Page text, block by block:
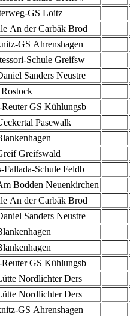
GS Loitz
An der Carbäk Brod
GS Ahrenshagen
Schule Greifsw
Sanders Neustre
GS Kühlungsb
Pasewalk
Greifswald
Fallada-Schule Feldb
Bodden Neuenkirchen
An der Carbäk Brod
Sanders Neustre
GS Kühlungsb
Nordlichter Ders
Nordlichter Ders
GS Ahrenshagen